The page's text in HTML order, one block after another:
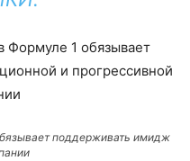
поддерживать имидж